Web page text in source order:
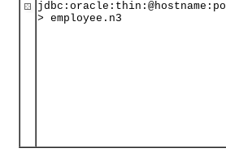
> employee.n3